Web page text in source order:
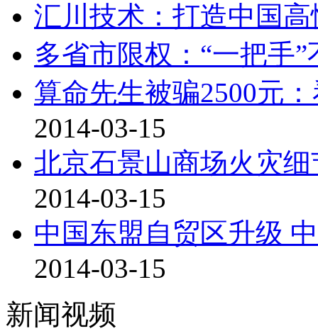
汇川技术：打造中国
多省市限权：“一把手
算命先生被骗2500元
2014-03-15
北京石景山商场火灾
2014-03-15
中国东盟自贸区升级
2014-03-15
新闻视频